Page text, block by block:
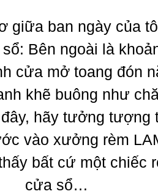
giữa ban ngày của
Bên ngoài là
cửa mở toang đón
khẽ buông như
hãy tưởng tượng
vào xưởng rèm
bất cứ một chiếc
cửa sổ…